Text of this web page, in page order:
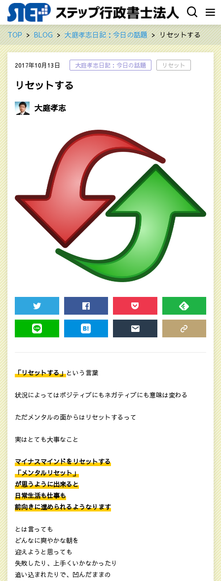
TOP BLOG 大庭孝志日記：今日の話題 リセットする
2017年10月13日 大庭孝志日記：今日の話題 リセット
リセットする
大庭孝志
TWEET SHARE POCKET FEEDLY
「リセットする」という言葉
状況によってはポジティブにもネガティブにも意味は変わる
ただメンタルの面からはリセットするって
実はとても大事なこと
マイナスマインドをリセットする
「メンタルリセット」
が思うように出来ると
日常生活も仕事も
前向きに進められるようなります
とは言っても
どんなに爽やかな朝を
迎えようと思っても
失敗したり、上手くいかなかったり
追い込まれたりで、凹んだままの